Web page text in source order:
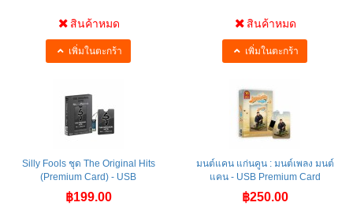
สินค้าหมด
เพิ่มในตะกร้า
สินค้าหมด
เพิ่มในตะกร้า
Silly Fools ชุด The Original Hits
(Premium Card) - USB
฿199.00
มนต์แคน แก่นคูน : มนต์เพลง มนต์
แคน - USB Premium Card
฿250.00